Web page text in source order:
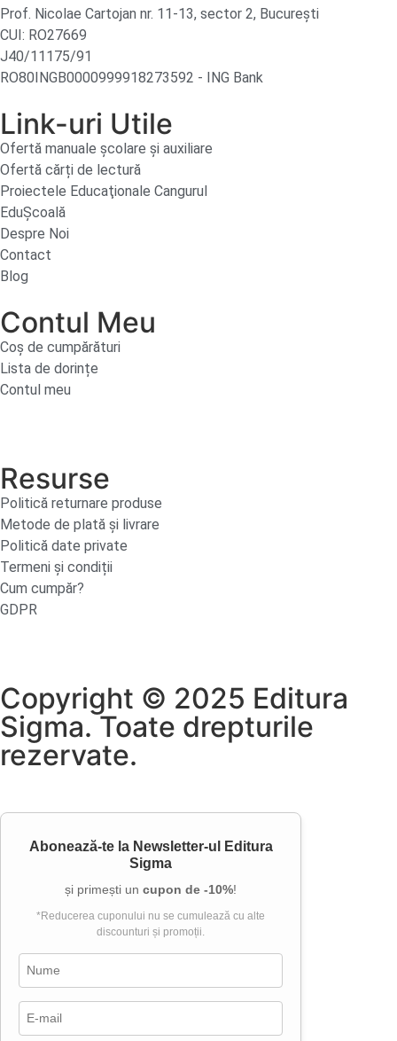
Prof. Nicolae Cartojan nr. 11-13, sector 2, București
CUI: RO27669
J40/11175/91
RO80INGB0000999918273592 - ING Bank
Link-uri Utile
Ofertă manuale şcolare şi auxiliare
Ofertă cărți de lectură
Proiectele Educaţionale Cangurul
EduȘcoală
Despre Noi
Contact
Blog
Contul Meu
Coș de cumpărături
Lista de dorințe
Contul meu
Resurse
Politică returnare produse
Metode de plată și livrare
Politică date private
Termeni și condiții
Cum cumpăr?
GDPR
Copyright © 2025 Editura
Sigma. Toate drepturile
rezervate.
Abonează-te la Newsletter-ul Editura
Sigma
și primești un cupon de -10%!
*Reducerea cuponului nu se cumulează cu alte
discounturi și promoții.